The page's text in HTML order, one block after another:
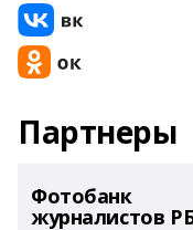
Партнеры
Фотобанк
журналистов